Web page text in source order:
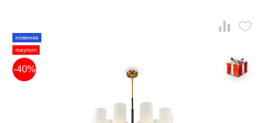
новинка
maytoni
-40%